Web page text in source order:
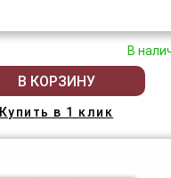
В
В КОРЗИНУ
Купить в 1 клик